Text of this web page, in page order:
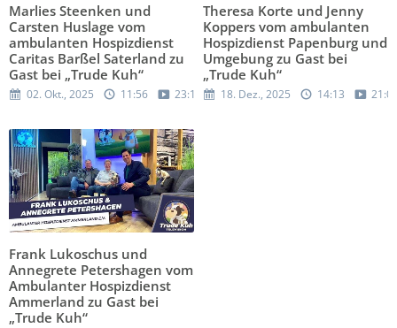
Marlies Steenken und
Carsten Huslage vom
ambulanten Hospizdienst
Caritas Barßel Saterland zu
Gast bei „Trude Kuh“
02. Okt., 2025 11:56 23:16
Theresa Korte und Jenny
Koppers vom ambulanten
Hospizdienst Papenburg und
Umgebung zu Gast bei
„Trude Kuh“
18. Dez., 2025 14:13
Frank Lukoschus und
Annegrete Petershagen vom
Ambulanter Hospizdienst
Ammerland zu Gast bei
„Trude Kuh“